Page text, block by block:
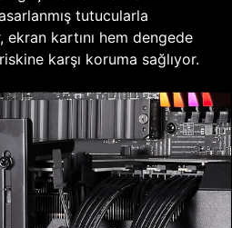
tutucularla
ekran kartını hem dengede
karşı koruma sağlıyor.